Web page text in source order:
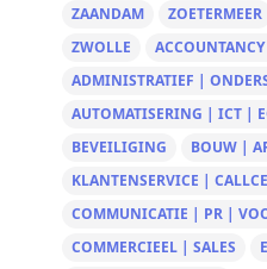
ZAANDAM
ZOETERMEER
ZWOLLE
ADMINISTRATIEF |
AUTOMATISERING | ICT |
BEVEILIGING
BOUW |
KLANTENSERVICE |
COMMUNICATIE | PR |
COMMERCIEEL | SALES